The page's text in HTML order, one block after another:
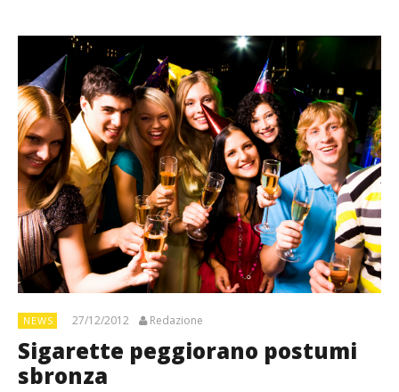
NEWS 27/12/2012 Redazione
Sigarette peggiorano postumi
sbronza